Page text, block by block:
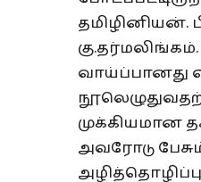
வாய்ப்பானது
முக்கியமான
அவரோடு